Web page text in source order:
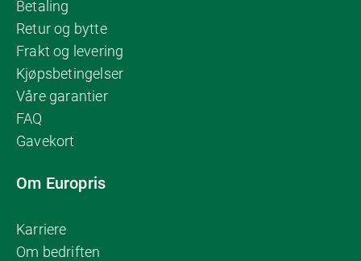
Betaling
Retur og bytte
Frakt og levering
Kjøpsbetingelser
Våre garantier
FAQ
Gavekort
Om Europris
Karriere
Om bedriften